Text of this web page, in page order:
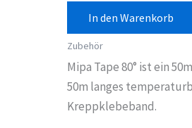
In den Warenkorb
Zubehör
Mipa Tape 80° ist ein
50m langes
Kreppklebeband.